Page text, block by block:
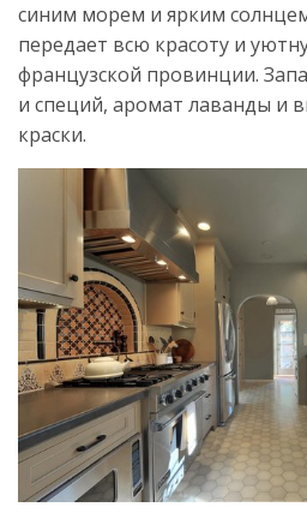
синим морем и ярким
передает всю красоту и
французской провинции.
и специй, аромат лаванды и
краски.